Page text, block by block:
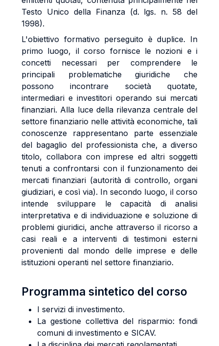
Testo Unico della Finanza (d. lgs. n. 58 del
1998).
L'obiettivo formativo perseguito è duplice. In
primo luogo, il corso fornisce le nozioni e i
concetti necessari per comprendere le
principali problematiche giuridiche che
possono incontrare società quotate,
intermediari e investitori operando sui mercati
finanziari. Alla luce della rilevanza centrale del
settore finanziario nelle attività economiche, tali
conoscenze rappresentano parte essenziale
del bagaglio del professionista che, a diverso
titolo, collabora con imprese ed altri soggetti
tenuti a confrontarsi con il funzionamento dei
mercati finanziari (autorità di controllo, organi
giudiziari, e così via). In secondo luogo, il corso
intende sviluppare le capacità di analisi
interpretativa e di individuazione e soluzione di
problemi giuridici, anche attraverso il ricorso a
casi reali e a interventi di testimoni esterni
provenienti dal mondo delle imprese e delle
istituzioni operanti nel settore finanziario.
Programma sintetico del corso
I servizi di investimento.
La gestione collettiva del risparmio: fondi
comuni di investimento e SICAV.